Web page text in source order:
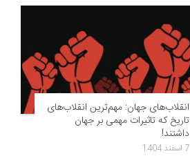
انقلاب‌های جهان: مهم‌ترین انقلاب‌های
تاریخ که تاثیرات مهمی بر جهان
داشتند!
7 اسفند 1404